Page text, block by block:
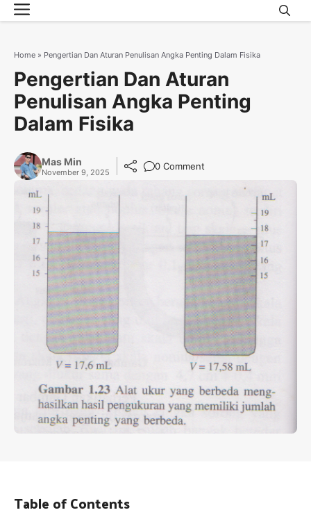
Skip
to
Menu
Home » Pengertian Dan Aturan Penulisan Angka Penting Dalam Fisika
Pengertian Dan Aturan
Penulisan Angka Penting
Dalam Fisika
Mas Min
November 9, 2025
0 Comment
Table of Contents